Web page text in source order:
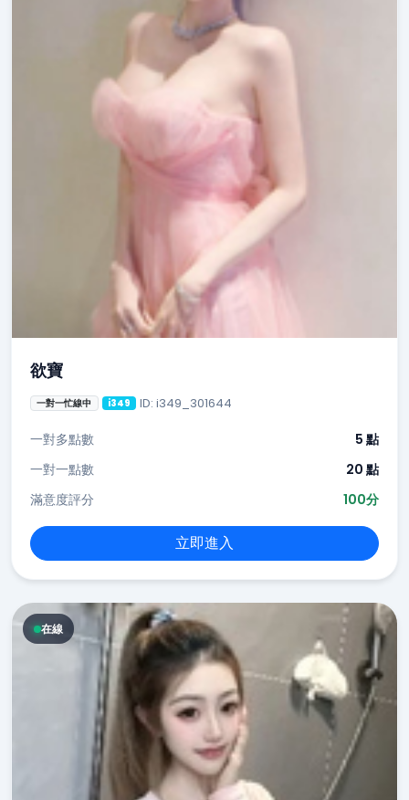
欲寶
一對一忙線中 i349 ID: i349_301644
一對多點數
5 點
一對一點數
20 點
滿意度評分
100分
立即進入
在線